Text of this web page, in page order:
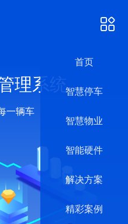
首页
智慧停车
智慧物业
智能硬件
解决方案
精彩案例
理系统
一辆车